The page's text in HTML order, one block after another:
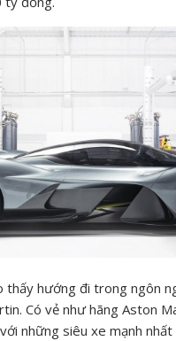
thấy hướng đi trong ngôn
Có vẻ như hãng Aston
những siêu xe mạnh